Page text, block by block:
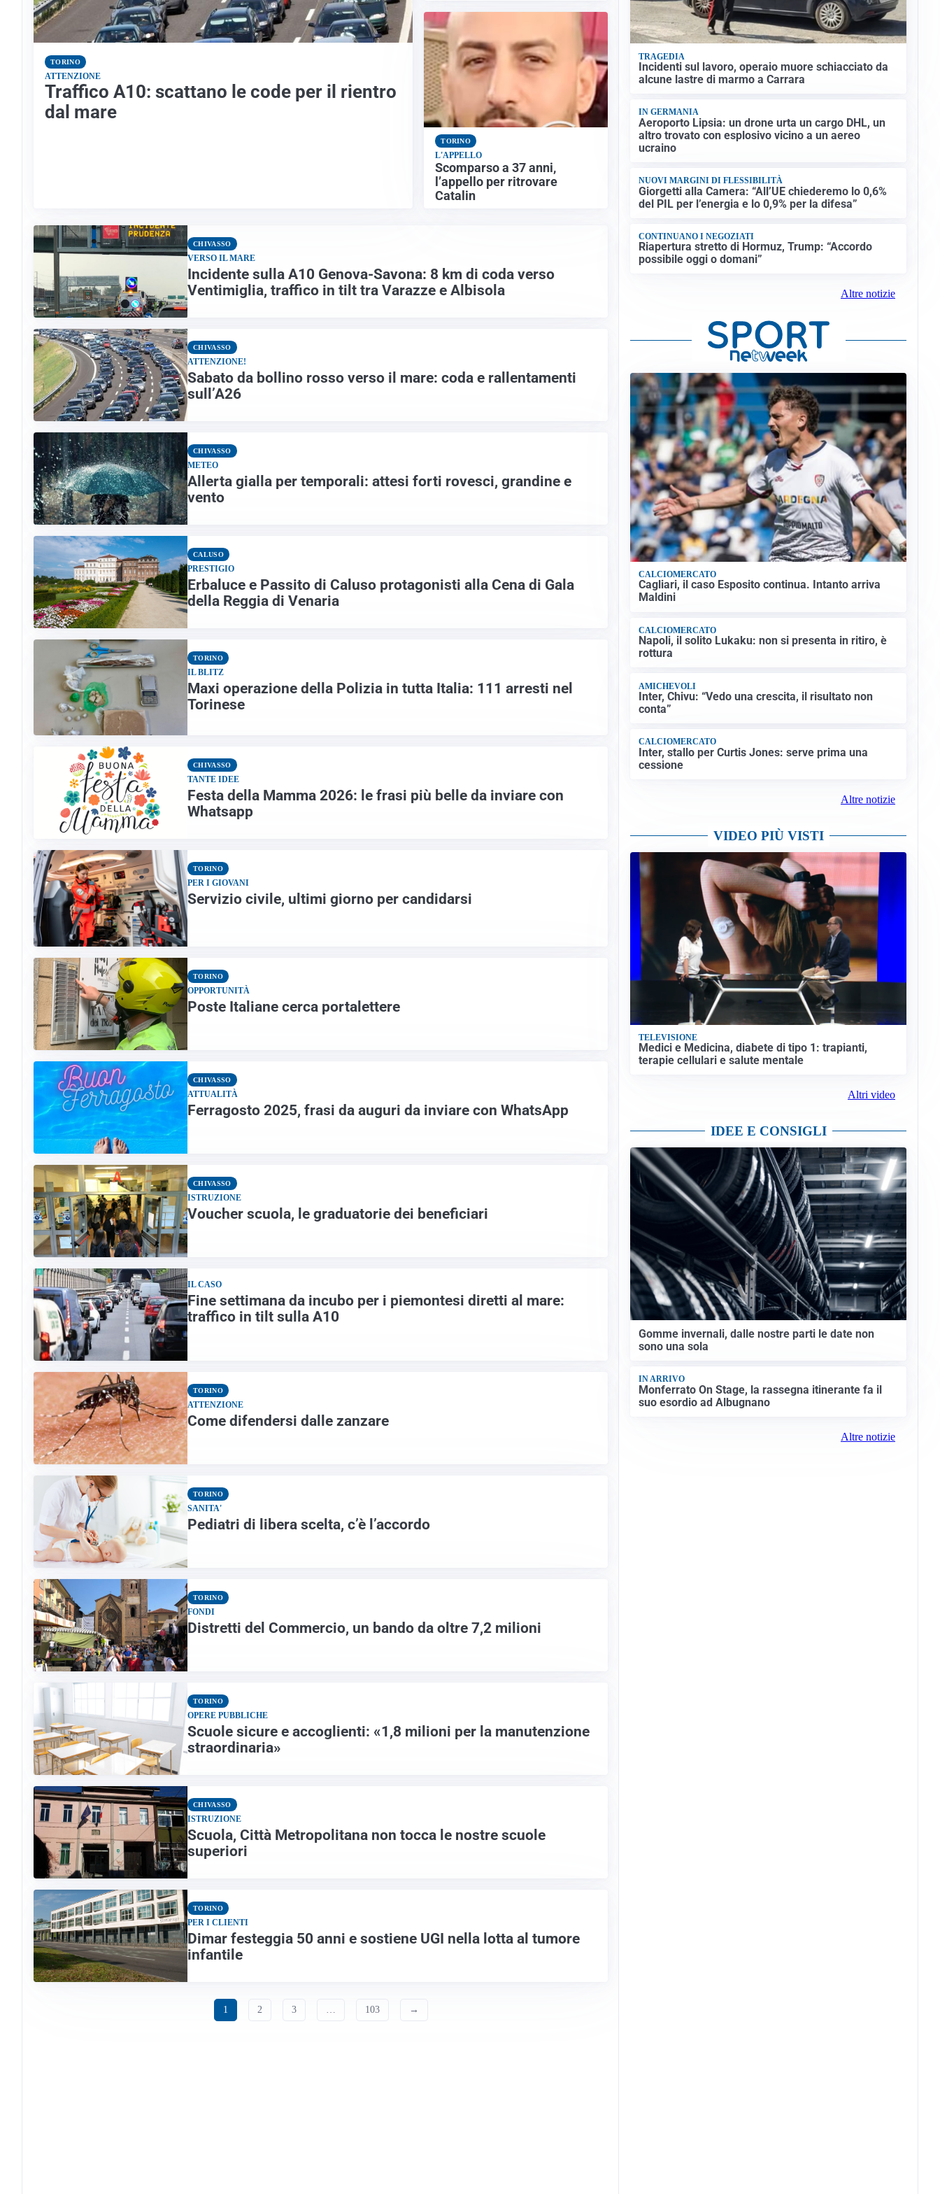
TORINO
ATTENZIONE
Traffico A10: scattano le code per il rientro
dal mare
TORINO
L'APPELLO
Scomparso a 37 anni,
l’appello per ritrovare
Catalin
CHIVASSO
VERSO IL MARE
Incidente sulla A10 Genova-Savona: 8 km di coda verso
Ventimiglia, traffico in tilt tra Varazze e Albisola
CHIVASSO
ATTENZIONE!
Sabato da bollino rosso verso il mare: coda e rallentamenti
sull’A26
CHIVASSO
METEO
Allerta gialla per temporali: attesi forti rovesci, grandine e
vento
CALUSO
PRESTIGIO
Erbaluce e Passito di Caluso protagonisti alla Cena di Gala
della Reggia di Venaria
TORINO
IL BLITZ
Maxi operazione della Polizia in tutta Italia: 111 arresti nel
Torinese
CHIVASSO
TANTE IDEE
Festa della Mamma 2026: le frasi più belle da inviare con
Whatsapp
TORINO
PER I GIOVANI
Servizio civile, ultimi giorno per candidarsi
TORINO
OPPORTUNITÀ
Poste Italiane cerca portalettere
CHIVASSO
ATTUALITÀ
Ferragosto 2025, frasi da auguri da inviare con WhatsApp
CHIVASSO
ISTRUZIONE
Voucher scuola, le graduatorie dei beneficiari
IL CASO
Fine settimana da incubo per i piemontesi diretti al mare:
traffico in tilt sulla A10
TORINO
ATTENZIONE
Come difendersi dalle zanzare
TORINO
SANITA'
Pediatri di libera scelta, c’è l’accordo
TORINO
FONDI
Distretti del Commercio, un bando da oltre 7,2 milioni
TORINO
OPERE PUBBLICHE
Scuole sicure e accoglienti: «1,8 milioni per la manutenzione
straordinaria»
CHIVASSO
ISTRUZIONE
Scuola, Città Metropolitana non tocca le nostre scuole
superiori
TORINO
PER I CLIENTI
Dimar festeggia 50 anni e sostiene UGI nella lotta al tumore
infantile
1 2 3 103 →
TRAGEDIA
Incidenti sul lavoro, operaio muore schiacciato da
alcune lastre di marmo a Carrara
IN GERMANIA
Aeroporto Lipsia: un drone urta un cargo DHL, un
altro trovato con esplosivo vicino a un aereo
ucraino
NUOVI MARGINI DI FLESSIBILITÀ
Giorgetti alla Camera: “All’UE chiederemo lo 0,6%
del PIL per l’energia e lo 0,9% per la difesa”
CONTINUANO I NEGOZIATI
Riapertura stretto di Hormuz, Trump: “Accordo
possibile oggi o domani”
Altre notizie
CALCIOMERCATO
Cagliari, il caso Esposito continua. Intanto arriva
Maldini
CALCIOMERCATO
Napoli, il solito Lukaku: non si presenta in ritiro, è
rottura
AMICHEVOLI
Inter, Chivu: “Vedo una crescita, il risultato non
conta”
CALCIOMERCATO
Inter, stallo per Curtis Jones: serve prima una
cessione
Altre notizie
VIDEO PIÙ VISTI
TELEVISIONE
Medici e Medicina, diabete di tipo 1: trapianti,
terapie cellulari e salute mentale
Altri video
IDEE E CONSIGLI
Gomme invernali, dalle nostre parti le date non
sono una sola
IN ARRIVO
Monferrato On Stage, la rassegna itinerante fa il
suo esordio ad Albugnano
Altre notizie